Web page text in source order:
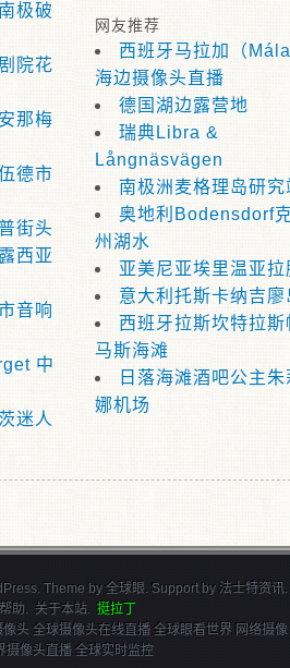
极破
院花
那梅
德市
街头
西亚
音响
中
迷人
网友推荐
西班牙马拉加（
海边摄像头直播
德国湖边露营地
瑞典Libra &
Långnäsvägen
南极洲麦格理岛研究
奥地利Bodensdorf
州湖水
亚美尼亚埃里温亚拉
意大利托斯卡纳吉廖
西班牙拉斯坎特拉斯
马斯海滩
日落海滩酒吧公主朱
娜机场
. Theme by 全球眼. Support by 法士特资讯.
助. 关于本站. 挺拉丁
头 全球摄像头在线直播 全球眼看世界 网络摄像
摄像头直播 全球实时监控